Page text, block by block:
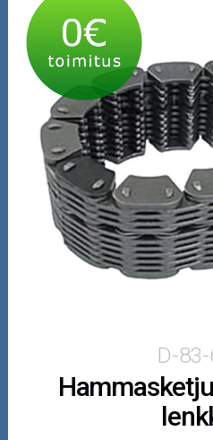
Moottoripyörän osat
Moottorikelkan osat
Mopoauton osat
Mönkijän osat
Puutarha ja metsä
Ajovarusteet
Öljyt ja kemikaalit
D-